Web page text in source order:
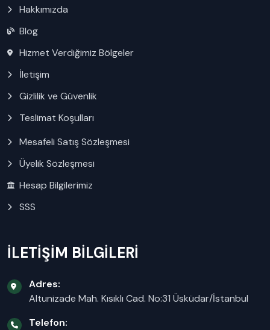
Hakkımızda
Blog
Hizmet Verdiğimiz Bölgeler
İletişim
Gizlilik ve Güvenlik
Teslimat Koşulları
Mesafeli Satış Sözleşmesi
Üyelik Sözleşmesi
Hesap Bilgilerimiz
SSS
İLETİŞİM BİLGİLERİ
Adres:
Altunizade Mah. Kısıklı Cad. No:31 Üsküdar/İstanbul
Telefon: